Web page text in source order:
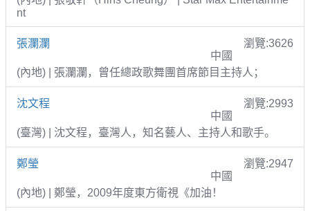
nt
張瀾瀾
瀏覽:3626
中國
(內地) | 張瀾瀾，曾任總政歌舞團首席節目主持人；
沈文程
瀏覽:2993
中國
(臺灣) | 沈文程，臺灣人，知名藝人、主持人和歌手。
鄭瑩
瀏覽:2947
中國
(內地) | 鄭瑩，2009年度東方衛視《加油！